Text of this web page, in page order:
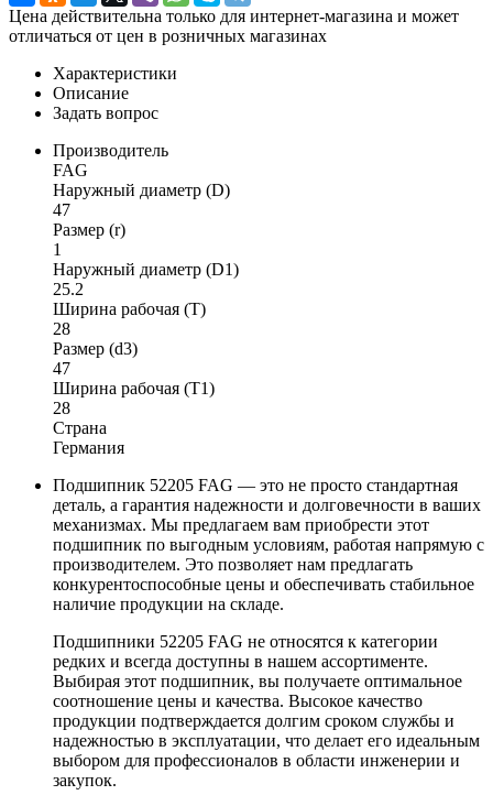
Цена действительна только для интернет-магазина и может
отличаться от цен в розничных магазинах
Характеристики
Описание
Задать вопрос
Производитель
FAG
Наружный диаметр (D)
47
Размер (r)
1
Наружный диаметр (D1)
25.2
Ширина рабочая (T)
28
Размер (d3)
47
Ширина рабочая (T1)
28
Страна
Германия
Подшипник 52205 FAG — это не просто стандартная
деталь, а гарантия надежности и долговечности в ваших
механизмах. Мы предлагаем вам приобрести этот
подшипник по выгодным условиям, работая напрямую с
производителем. Это позволяет нам предлагать
конкурентоспособные цены и обеспечивать стабильное
наличие продукции на складе.
Подшипники 52205 FAG не относятся к категории
редких и всегда доступны в нашем ассортименте.
Выбирая этот подшипник, вы получаете оптимальное
соотношение цены и качества. Высокое качество
продукции подтверждается долгим сроком службы и
надежностью в эксплуатации, что делает его идеальным
выбором для профессионалов в области инженерии и
закупок.